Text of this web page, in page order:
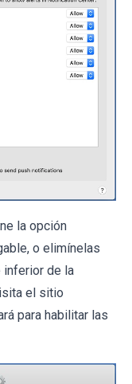
la opción
o elimínelas
inferior de la
el sitio
para habilitar las